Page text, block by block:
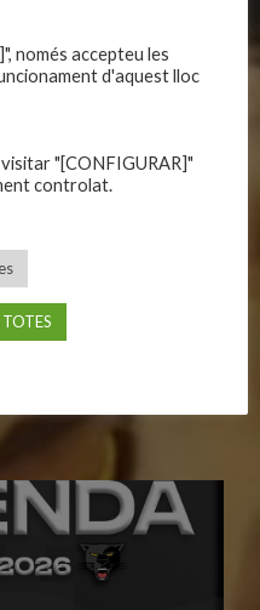
INFORMACIONS
Botiga
Intranet
Contacte
només accepteu les
d'aquest lloc
"[CONFIGURAR]"
controlat.